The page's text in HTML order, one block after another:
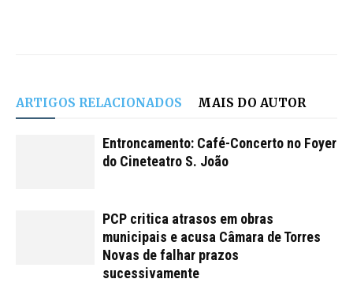
ARTIGOS RELACIONADOS MAIS DO AUTOR
Entroncamento: Café-Concerto no Foyer
do Cineteatro S. João
PCP critica atrasos em obras
municipais e acusa Câmara de Torres
Novas de falhar prazos
sucessivamente